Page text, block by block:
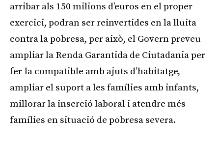
arribar als 150 milions d’euros en el proper
exercici, podran ser reinvertides en la lluita
contra la pobresa, per això, el Govern preveu
ampliar la Renda Garantida de Ciutadania per
fer-la compatible amb ajuts d’habitatge,
ampliar el suport a les famílies amb infants,
millorar la inserció laboral i atendre més
famílies en situació de pobresa severa.